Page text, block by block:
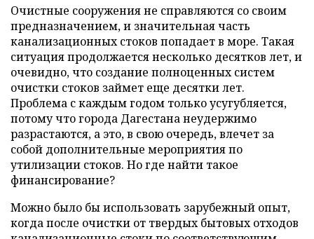
Очистные сооружения не справляются со своим
предназначением, и значительная часть
канализационных стоков попадает в море. Такая
ситуация продолжается несколько десятков лет, и
очевидно, что создание полноценных систем
очистки стоков займет еще десятки лет.
Проблема с каждым годом только усугубляется,
потому что города Дагестана неудержимо
разрастаются, а это, в свою очередь, влечет за
собой дополнительные мероприятия по
утилизации стоков. Но где найти такое
финансирование?
Можно было бы использовать зарубежный опыт,
когда после очистки от твердых бытовых отходов